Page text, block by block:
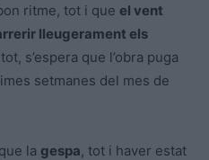
ritme, tot i que el vent
lleugerament els
s’espera que l’obra puga
setmanes del mes de
que la gespa, tot i haver estat